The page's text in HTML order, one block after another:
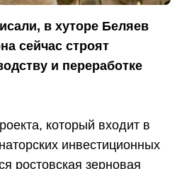
в хуторе Беляев
сейчас строят
и переработке
который входит в
инвестиционных
ростовская зерновая